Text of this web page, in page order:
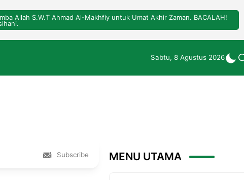
Allah S.W.T Ahmad Al-Makhfiy untuk Umat Akhir Zaman. BACALAH!
Sabtu, 8 Agustus 2026
Subscribe MENU UTAMA